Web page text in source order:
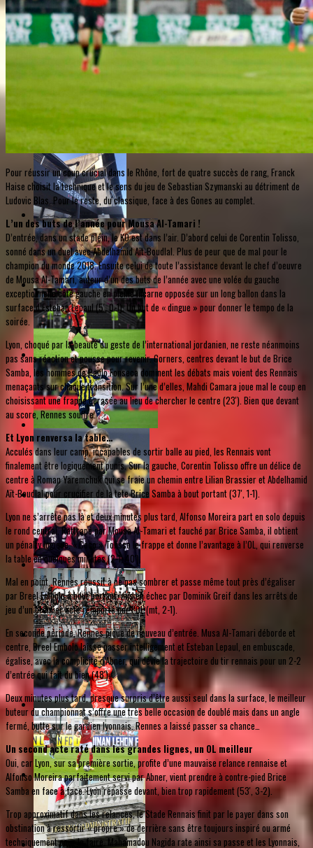
Pour réussir un coup crucial dans le Rhône, fort de quatre succès de rang, Franck
Haise choisit la technique et le sens du jeu de Sebastian Szymanski au détriment de
Ludovic Blas. Pour le reste, du classique, face à des Gones au complet.
L’un des buts de l’année pour Mousa Al-Tamari !
D’entrée, dans un stade plein, le KO est dans l’air. D’abord celui de Corentin Tolisso,
sonné dans un duel avec Abdelhamid Aït-Boudlal. Plus de peur que de mal pour le
champion du monde 2018. Ensuite celui de toute l’assistance devant le chef d’oeuvre
de Mousa Al-Tamari, auteur d’un des buts de l’année avec une volée du gauche
exceptionnelle côté gauche en pleine lucarne opposée sur un long ballon dans la
surface d’Esteban Lepaul (5', 0-1). Un but de « dingue » pour donner le tempo de la
soirée.
Lyon, choqué par la beauté du geste de l’international jordanien, ne reste néanmoins
pas sans réaction et pousse pour revenir. Corners, centres devant le but de Brice
Samba, les hommes de Paulo Fonseca dominent les débats mais voient des Rennais
menaçants sur chaque transition. Sur l’une d’elles, Mahdi Camara joue mal le coup en
choisissant une frappe écrasée au lieu de chercher le centre (23'). Bien que devant
au score, Rennes souffre.
Et Lyon renversa la table…
Acculés dans leur camp, incapables de sortir balle au pied, les Rennais vont
finalement être logiquement punis. Sur la gauche, Corentin Tolisso offre un délice de
centre à Roman Yaremchuk qui se fraie un chemin entre Lilian Brassier et Abdelhamid
Aït-Boudlal pour crucifier de la tete Brice Samba à bout portant (37', 1-1).
Lyon ne s’arrête pas là et deux minutes plus tard, Alfonso Moreira part en solo depuis
le rond central. Rattrapé par Mousa Al-Tamari et fauché par Brice Samba, il obtient
un pénalty logique. « Coco » Tolisso le frappe et donne l’avantage à l’OL, qui renverse
la table en quelques minutes (2-1, 40').
Mal en point, Rennes réussit à ne pas sombrer et passe même tout près d’égaliser
par Breel Embolo à bout portant, mis en échec par Dominik Greif dans les arrêts de
jeu d’un premier acte remporté par l’OL (mt, 2-1).
En seconde période, Rennes pique de nouveau d’entrée. Musa Al-Tamari déborde et
centre, Breel Embolo laisse passer intelligement et Esteban Lepaul, en embuscade,
égalise, avec la complicité d’Abner, qui dévie la trajectoire du tir rennais pour un 2-2
d’entrée qui fait du bien (48').
Deux minutes plus tard, presque surpris d’être aussi seul dans la surface, le meilleur
buteur du championnat s’offre une très belle occasion de doublé mais dans un angle
fermé, butte sur le gardien lyonnais. Rennes a laissé passer sa chance…
Un second acte raté dans les grandes lignes, un OL meilleur
Oui, car Lyon, sur sa première sortie, profite d’une mauvaise relance rennaise et
Alfonso Moreira parfaitement servi par Abner, vient prendre à contre-pied Brice
Samba en face à face. Lyon repasse devant, bien trop rapidement (53', 3-2).
Trop approximatif dans les relances, le Stade Rennais finit par le payer dans son
obstination à ressortir « propre » de derrière sans être toujours inspiré ou armé
techniquement pour le faire. Mahamadou Nagida rate ainsi sa passe et les Lyonnais,